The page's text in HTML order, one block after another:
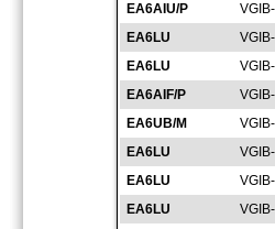
EA6AIU/P
EA6LU
EA6LU
EA6AIF/P
EA6UB/M
EA6LU
EA6LU
EA6LU